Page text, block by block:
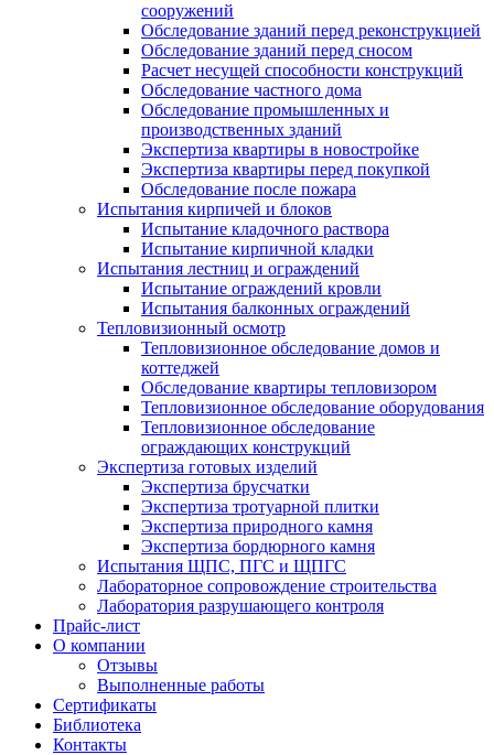
сооружений
Обследование зданий перед реконструкцией
Обследование зданий перед сносом
Расчет несущей способности конструкций
Обследование частного дома
Обследование промышленных и
производственных зданий
Экспертиза квартиры в новостройке
Экспертиза квартиры перед покупкой
Обследование после пожара
Испытания кирпичей и блоков
Испытание кладочного раствора
Испытание кирпичной кладки
Испытания лестниц и ограждений
Испытание ограждений кровли
Испытания балконных ограждений
Тепловизионный осмотр
Тепловизионное обследование домов и
коттеджей
Обследование квартиры тепловизором
Тепловизионное обследование оборудования
Тепловизионное обследование
ограждающих конструкций
Экспертиза готовых изделий
Экспертиза брусчатки
Экспертиза тротуарной плитки
Экспертиза природного камня
Экспертиза бордюрного камня
Испытания ЩПС, ПГС и ЩПГС
Лабораторное сопровождение строительства
Лаборатория разрушающего контроля
Прайс-лист
О компании
Отзывы
Выполненные работы
Сертификаты
Библиотека
Контакты